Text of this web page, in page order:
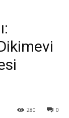
0
280